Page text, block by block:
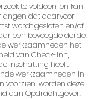
te voldoen, en kan
dat daarvoor
wordt gesloten en/of
een bevoegde derde.
werkzaamheden het
van Check-Inn,
inschatting heeft
werkzaamheden in
voorzien, worden deze
aan Opdrachtgever.